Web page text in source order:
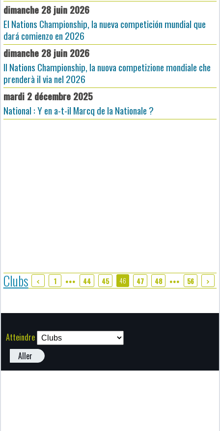
dimanche 28 juin 2026
El Nations Championship, la nueva competición mundial que
dará comienzo en 2026
dimanche 28 juin 2026
Il Nations Championship, la nuova competizione mondiale che
prenderà il via nel 2026
mardi 2 décembre 2025
National : Y en a-t-il Marcq de la Nationale ?
Clubs 1 ●●● 44 45 46 47 48 ●●● 56
Atteindre
Aller